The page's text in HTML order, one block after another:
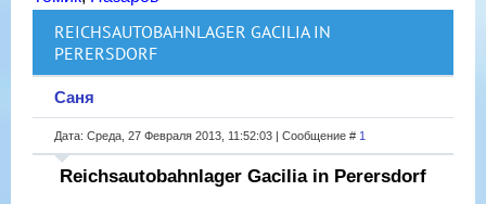
REICHSAUTOBAHNLAGER GACILIA IN
PERERSDORF
Саня
Дата: Среда, 27 Февраля 2013, 11:52:03 | Сообщение # 1
Reichsautobahnlager Gacilia in Perersdorf